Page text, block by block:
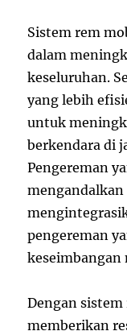
Sistem rem
dalam
keseluruhan.
yang lebih
untuk
berkendara di
Pengereman
pengereman
keseimbangan
Dengan
memberikan